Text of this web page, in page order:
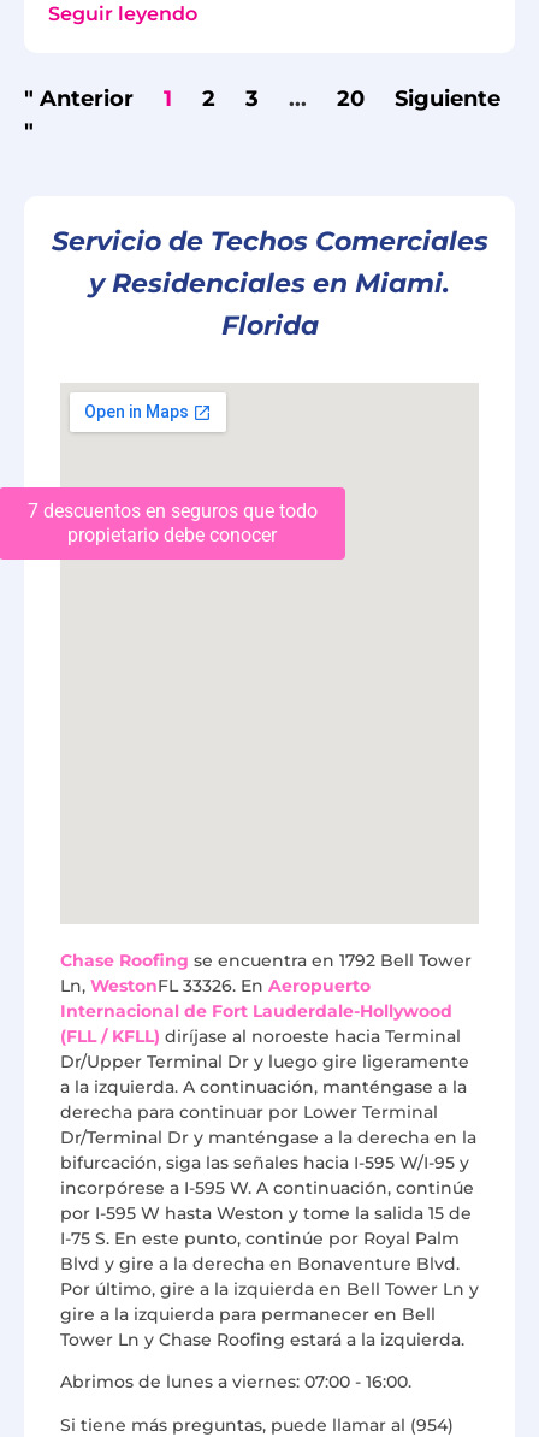
Seguir leyendo
" Anterior 1 2 3 ... 20
Siguiente
"
Servicio de Techos Comerciales
y Residenciales en Miami.
Florida
Chase Roofing se encuentra en 1792 Bell Tower
Ln, WestonFL 33326. En Aeropuerto
Internacional de Fort Lauderdale-Hollywood
(FLL / KFLL) diríjase al noroeste hacia Terminal
Dr/Upper Terminal Dr y luego gire ligeramente
a la izquierda. A continuación, manténgase a la
derecha para continuar por Lower Terminal
Dr/Terminal Dr y manténgase a la derecha en la
bifurcación, siga las señales hacia I-595 W/I-95 y
incorpórese a I-595 W. A continuación, continúe
por I-595 W hasta Weston y tome la salida 15 de
I-75 S. En este punto, continúe por Royal Palm
Blvd y gire a la derecha en Bonaventure Blvd.
Por último, gire a la izquierda en Bell Tower Ln y
gire a la izquierda para permanecer en Bell
Tower Ln y Chase Roofing estará a la izquierda.
Abrimos de lunes a viernes: 07:00 - 16:00.
Si tiene más preguntas, puede llamar al (954)
7 descuentos en seguros que todo
propietario debe conocer